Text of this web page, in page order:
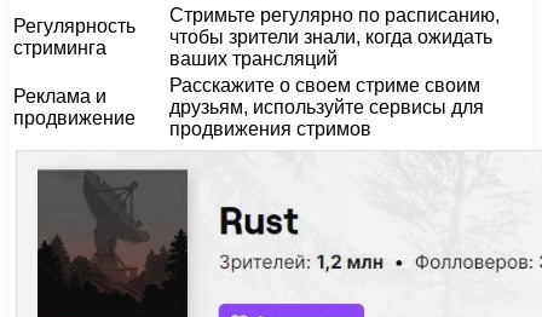
Регулярность
стриминга
Стримьте регулярно по расписанию,
чтобы зрители знали, когда ожидать
ваших трансляций
Реклама и
продвижение
Расскажите о своем стриме своим
друзьям, используйте сервисы для
продвижения стримов